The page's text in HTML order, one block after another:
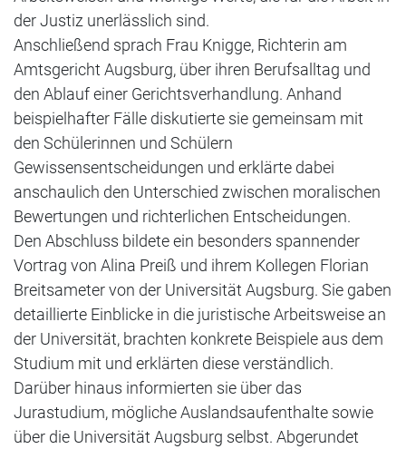
der Justiz unerlässlich sind.
Anschließend sprach Frau Knigge, Richterin am
Amtsgericht Augsburg, über ihren Berufsalltag und
den Ablauf einer Gerichtsverhandlung. Anhand
beispielhafter Fälle diskutierte sie gemeinsam mit
den Schülerinnen und Schülern
Gewissensentscheidungen und erklärte dabei
anschaulich den Unterschied zwischen moralischen
Bewertungen und richterlichen Entscheidungen.
Den Abschluss bildete ein besonders spannender
Vortrag von Alina Preiß und ihrem Kollegen Florian
Breitsameter von der Universität Augsburg. Sie gaben
detaillierte Einblicke in die juristische Arbeitsweise an
der Universität, brachten konkrete Beispiele aus dem
Studium mit und erklärten diese verständlich.
Darüber hinaus informierten sie über das
Jurastudium, mögliche Auslandsaufenthalte sowie
über die Universität Augsburg selbst. Abgerundet